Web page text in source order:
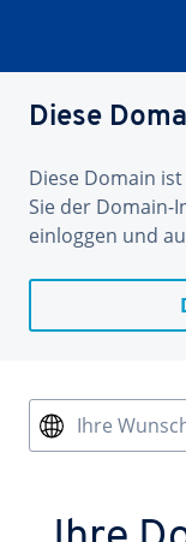
Diese
Diese Domain
Sie der Domain-
einloggen und
Ihre